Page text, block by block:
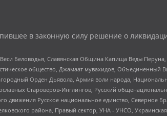
в законную силу решение о
Беловодья, Славянская Община Капища Веды
общество, Джамаат мувахидов, Объединенный
Орден Дьявола, Армия воли народа,
Староверов-Инглингов, Русский
движения Русское национальное единство, Северное
района, Правый сектор, УНА - УНСО, Украинская